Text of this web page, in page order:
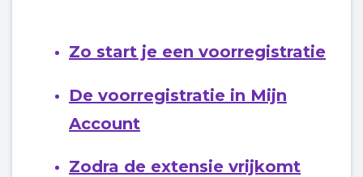
Zo start je een voorregistratie
De voorregistratie in Mijn
Account
Zodra de extensie vrijkomt